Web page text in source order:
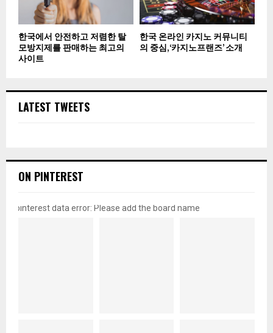
한국에서 안전하고 저렴한 탈
모방지제를 판매하는 최고의
사이트
한국 온라인 카지노 커뮤니티
의 중심, ‘카지노프랜즈’ 소개
LATEST TWEETS
ON PINTEREST
pinterest data error: Please add the board name